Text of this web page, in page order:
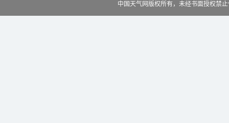
中国天气网版权所有，未经书面授权